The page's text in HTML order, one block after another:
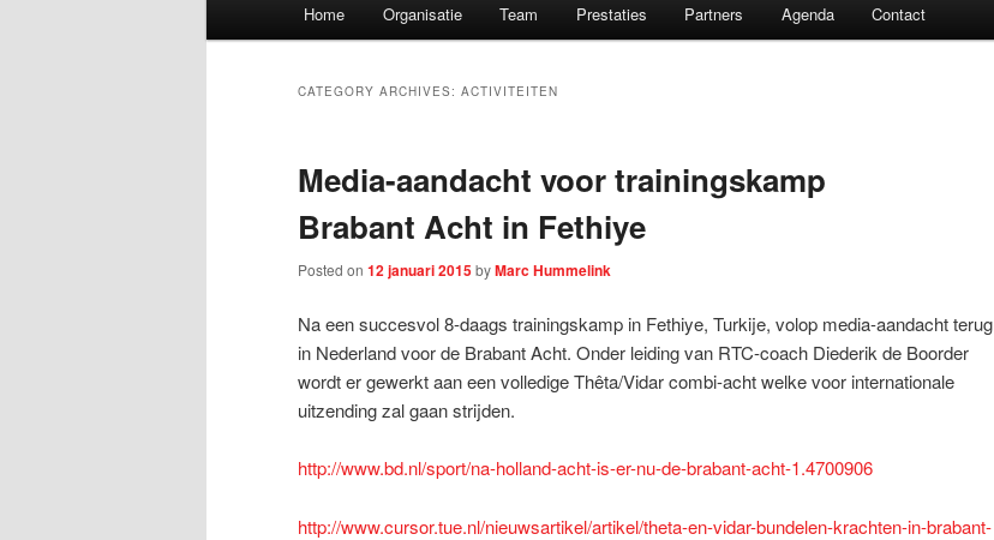
Skip to primary content
Skip to secondary content
Home Organisatie Team Prestaties Partners Agenda Contact
CATEGORY ARCHIVES: ACTIVITEITEN
Media-aandacht voor trainingskamp
Brabant Acht in Fethiye
Posted on 12 januari 2015byMarc Hummelink
Na een succesvol 8-daags trainingskamp in Fethiye, Turkije, volop media-aandacht terug
in Nederland voor de Brabant Acht. Onder leiding van RTC-coach Diederik de Boorder
wordt er gewerkt aan een volledige Thêta/Vidar combi-acht welke voor internationale
uitzending zal gaan strijden.
http://www.bd.nl/sport/na-holland-acht-is-er-nu-de-brabant-acht-1.4700906
http://www.cursor.tue.nl/nieuwsartikel/artikel/theta-en-vidar-bundelen-krachten-in-brabant-